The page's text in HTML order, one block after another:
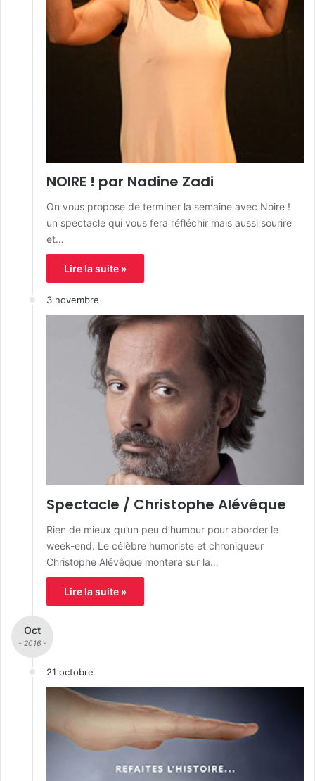
NOIRE ! par Nadine Zadi
On vous propose de terminer la semaine avec Noire !
un spectacle qui vous fera réfléchir mais aussi sourire
et…
Lire la suite »
3 novembre
Spectacle / Christophe Alévêque
Rien de mieux qu’un peu d’humour pour aborder le
week-end. Le célèbre humoriste et chroniqueur
Christophe Alévêque montera sur la…
Lire la suite »
Oct
- 2016 -
21 octobre